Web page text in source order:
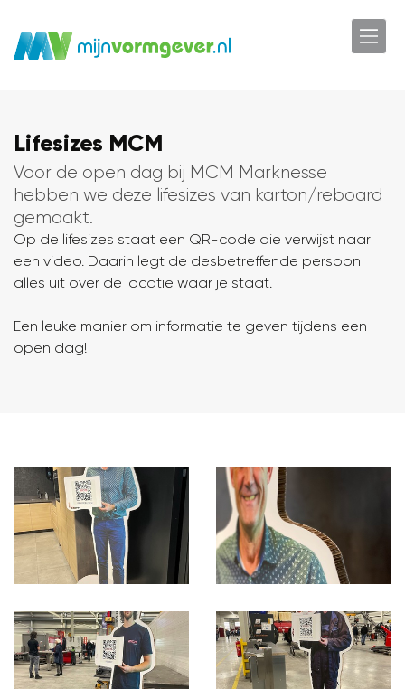
Lifesizes MCM
Voor de open dag bij MCM Marknesse
hebben we deze lifesizes van karton/reboard
gemaakt.
Op de lifesizes staat een QR-code die verwijst naar
een video. Daarin legt de desbetreffende persoon
alles uit over de locatie waar je staat.
Een leuke manier om informatie te geven tijdens een
open dag!